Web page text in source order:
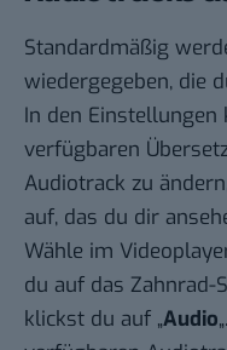
Standardmäßig
wiedergegeben, die
In den
verfügbaren
Audiotrack zu
auf, das du dir
Wähle im
du auf das Zahnrad-
klickst du auf „Audio